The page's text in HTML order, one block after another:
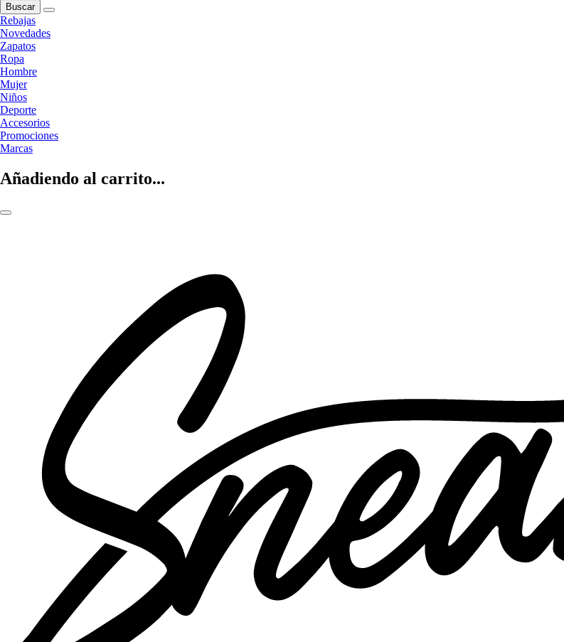
Buscar
Rebajas
Novedades
Zapatos
Ropa
Hombre
Mujer
Niños
Deporte
Accesorios
Promociones
Marcas
Añadiendo al carrito...